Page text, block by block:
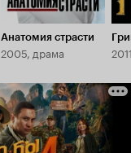
Анатомия страсти
2005, драма